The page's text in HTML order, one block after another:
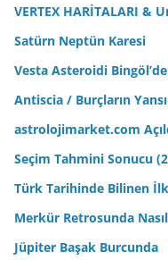
VERTEX HARİTALARI &
Satürn Neptün Karesi
Vesta Asteroidi
Antiscia / Burçların
astrolojimarket.com
Seçim Tahmini Sonucu
Türk Tarihinde Bilinen
Merkür Retrosunda
Jüpiter Başak Burcunda